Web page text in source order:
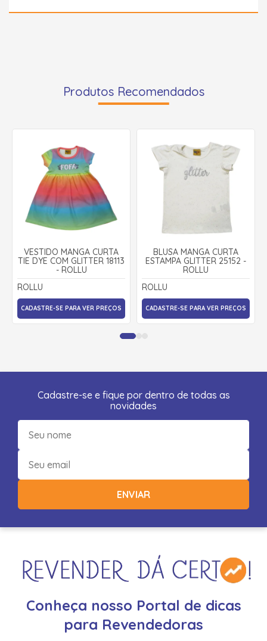
Produtos Recomendados
VESTIDO MANGA CURTA
TIE DYE COM GLITTER 18113
- ROLLU
ROLLU
CADASTRE-SE PARA VER PREÇOS
BLUSA MANGA CURTA
ESTAMPA GLITTER 25152 -
ROLLU
ROLLU
CADASTRE-SE PARA VER PREÇOS
Cadastre-se e fique por dentro de todas as
novidades
ENVIAR
Conheça nosso Portal de dicas
para Revendedoras